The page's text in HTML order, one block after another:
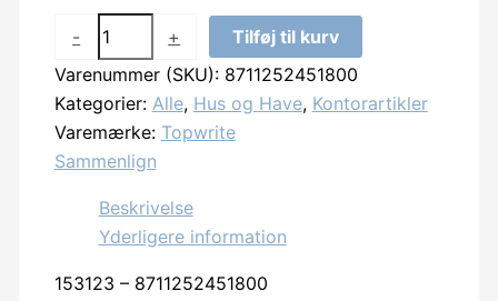
-
Topwrite
Lettering
stencils
2pcs
antal
+
Tilføj til kurv
Varenummer (SKU): 8711252451800
Kategorier: Alle, Hus og Have, Kontorartikler
Varemærke: Topwrite
Sammenlign
Beskrivelse
Yderligere information
153123 – 8711252451800